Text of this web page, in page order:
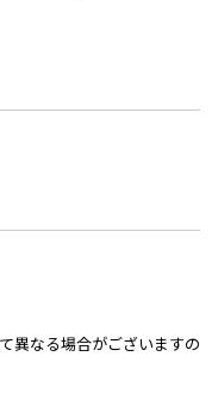
異なる場合がございますの